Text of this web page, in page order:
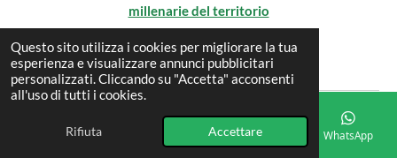
Questo sito utilizza i cookies per migliorare la tua
esperienza e visualizzare annunci pubblicitari
personalizzati. Cliccando su "Accetta" acconsenti
all'uso di tutti i cookies.
Rifiuta Accettare
millenarie del territorio
Torna a:Cultura e dintorni
Avanti
C
CTelefono Mappa Facebook WhatsApp